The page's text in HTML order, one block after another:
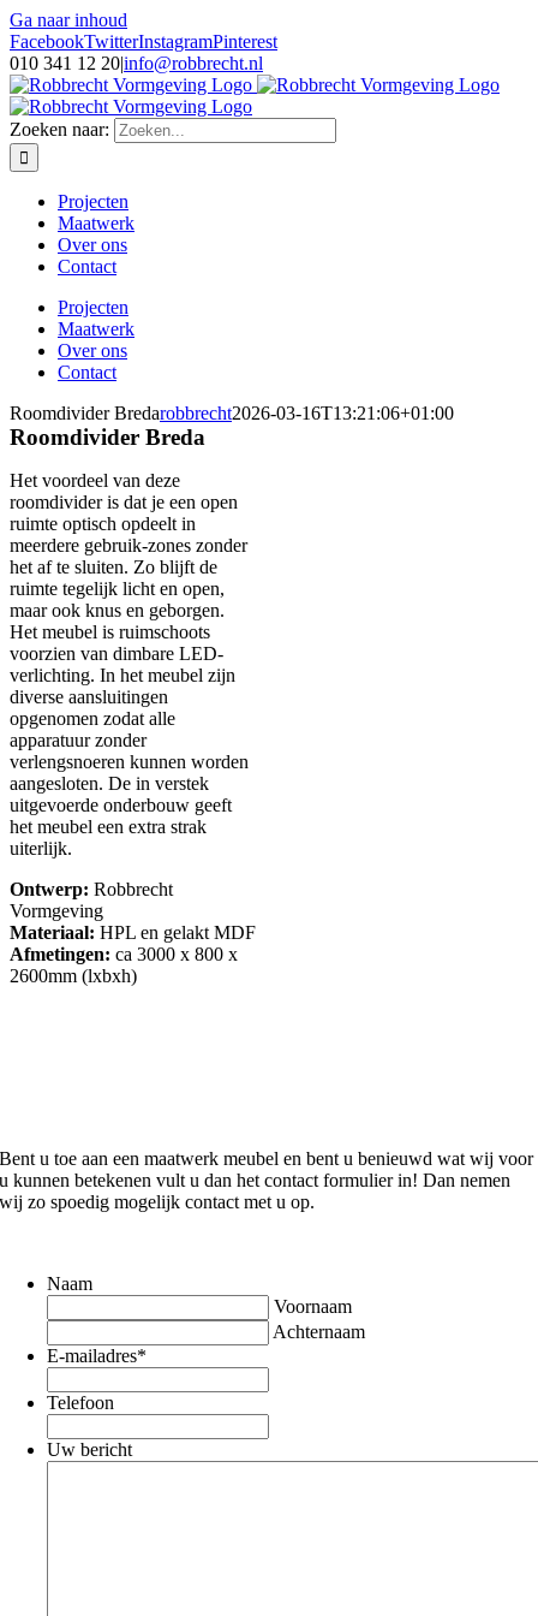
Ga naar inhoud
FacebookTwitterInstagramPinterest
010 341 12 20|info@robbrecht.nl
Zoeken naar:
Projecten
Maatwerk
Over ons
Contact
Projecten
Maatwerk
Over ons
Contact
Roomdivider Bredarobbrecht2026-03-16T13:21:06+01:00
Roomdivider Breda
Het voordeel van deze
roomdivider is dat je een open
ruimte optisch opdeelt in
meerdere gebruik-zones zonder
het af te sluiten. Zo blijft de
ruimte tegelijk licht en open,
maar ook knus en geborgen.
Het meubel is ruimschoots
voorzien van dimbare LED-
verlichting. In het meubel zijn
diverse aansluitingen
opgenomen zodat alle
apparatuur zonder
verlengsnoeren kunnen worden
aangesloten. De in verstek
uitgevoerde onderbouw geeft
het meubel een extra strak
uiterlijk.
Ontwerp: Robbrecht
Vormgeving
Materiaal: HPL en gelakt MDF
Afmetingen: ca 3000 x 800 x
2600mm (lxbxh)
Bent u toe aan een maatwerk meubel en bent u benieuwd wat wij voor
u kunnen betekenen vult u dan het contact formulier in! Dan nemen
wij zo spoedig mogelijk contact met u op.
Naam
Voornaam
Achternaam
E-mailadres*
Telefoon
Uw bericht